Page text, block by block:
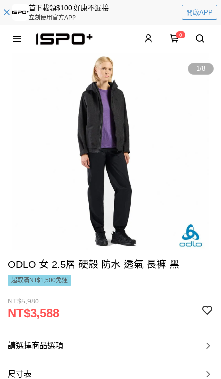
首下載領$100 好康不漏接
立刻使用官方APP
開啟APP
0
1/8
ODLO 女 2.5層 硬殼 防水 透氣 長褲 黑
超取滿NT$1,500免運
NT$5,980
NT$3,588
請選擇商品選項
尺寸表